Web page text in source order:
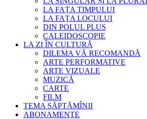
LA FAȚA TIMPULUI
LA FAȚA LOCULUI
DIN POLUL PLUS
CALEIDOSCOPIE
LA ZI ÎN CULTURĂ
DILEMA VĂ RECOMANDĂ
ARTE PERFORMATIVE
ARTE VIZUALE
MUZICĂ
CARTE
FILM
TEMA SĂPTĂMÎNII
ABONAMENTE